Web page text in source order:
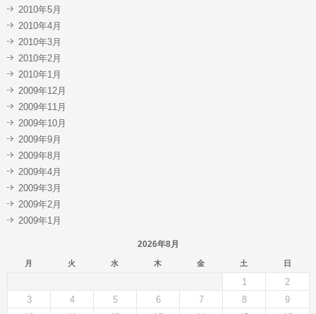
2010年5月
2010年4月
2010年3月
2010年2月
2010年1月
2009年12月
2009年11月
2009年10月
2009年9月
2009年8月
2009年4月
2009年3月
2009年2月
2009年1月
2026年8月
月 火 水 木 金 土 日
1
2
3
4 5 6 7 8
9